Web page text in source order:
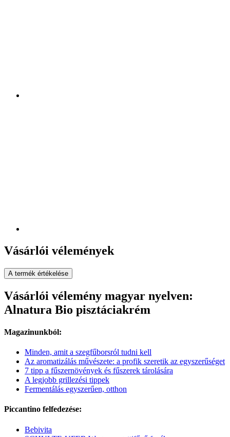
Vásárlói vélemények
A termék értékelése
Vásárlói vélemény magyar nyelven:
Alnatura Bio pisztáciakrém
Magazinunkból:
Minden, amit a szegfűborsról tudni kell
Az aromatizálás művészete: a profik szeretik az egyszerűséget
7 tipp a fűszernövények és fűszerek tárolására
A legjobb grillezési tippek
Fermentálás egyszerűen, otthon
Piccantino felfedezése:
Bebivita